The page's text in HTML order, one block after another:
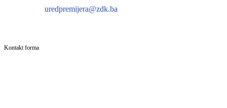
uredpremijera@zdk.ba
Kontakt forma